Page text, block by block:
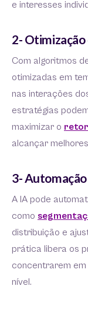
e interesses
2-
Com algoritmos
otimizadas em
nas interações
estratégias
maximizar o
alcançar
3-
A IA pode
como
distribuição e
prática libera os
concentrarem
nível.